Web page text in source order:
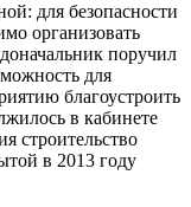
для безопасности
организовать
поручил
для
благоустроить
в кабинете
строительство
в 2013 году